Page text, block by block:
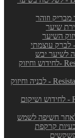
Resistance Extentioniste -לחידוש וחיזוק
Resistance Force Architecte - לבניה וחיזוק
Resistance Therapiste - לחידוש ושיקום